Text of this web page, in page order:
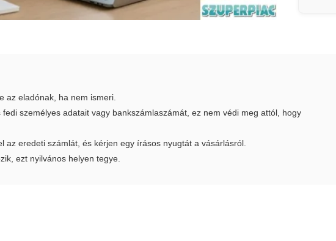
az eladónak, ha nem ismeri.
személyes adatait vagy bankszámlaszámát, ez nem védi meg attól, hogy
az eredeti számlát, és kérjen egy írásos nyugtát a vásárlásról.
ezt nyilvános helyen tegye.